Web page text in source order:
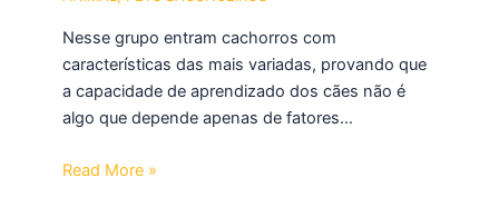
Nesse grupo entram cachorros com
características das mais variadas, provando que
a capacidade de aprendizado dos cães não é
algo que depende apenas de fatores…
Read More »